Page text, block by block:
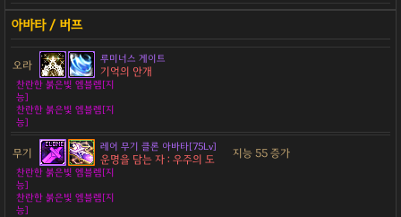
오라 루미너스 게이트
기억의 안개
찬란한 붉은빛 엠블렘[지
능]
찬란한 붉은빛 엠블렘[지
능]
무기 레어 무기 클론 아바타[75Lv]
운명을 담는 자 : 우주의 도 지능 55 증가
찬란한 붉은빛 엠블렘[지
능]
찬란한 붉은빛 엠블렘[지
능]